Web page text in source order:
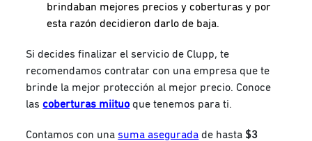
brindaban mejores precios y coberturas y por
esta razón decidieron darlo de baja.
Si decides finalizar el servicio de Clupp, te
recomendamos contratar con una empresa que te
brinde la mejor protección al mejor precio. Conoce
lascoberturas miituo que tenemos para ti.
Contamos con unasuma asegurada de hasta $3